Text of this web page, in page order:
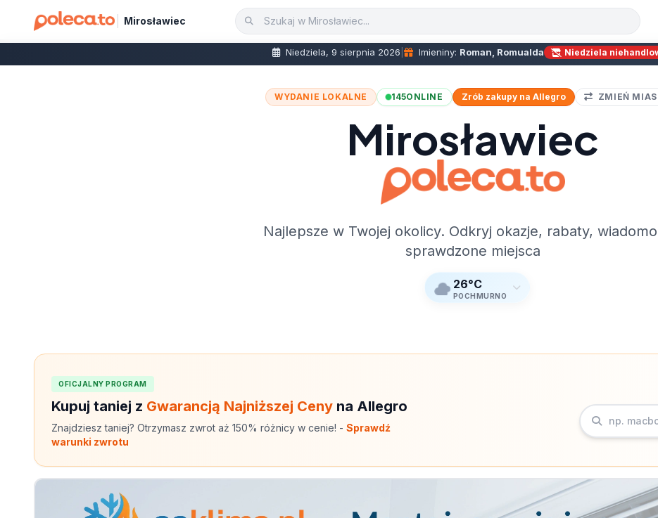
Mirosławiec
Niedziela, 9 sierpnia 2026 Imieniny: Roman, Romualda Niedziela
WYDANIE LOKALNE 145ONLINE Zrób zakupy na Allegro ZMIEŃ
Mirosławiec
Najlepsze w Twojej okolicy. Odkryj okazje, rabaty,
sprawdzone miejsca
26°C
POCHMURNO
OFICJALNY PROGRAM
Kupuj taniej z Gwarancją Najniższej Ceny na Allegro
Znajdziesz taniej? Otrzymasz zwrot aż 150% różnicy w cenie! - Sprawdź
warunki zwrotu